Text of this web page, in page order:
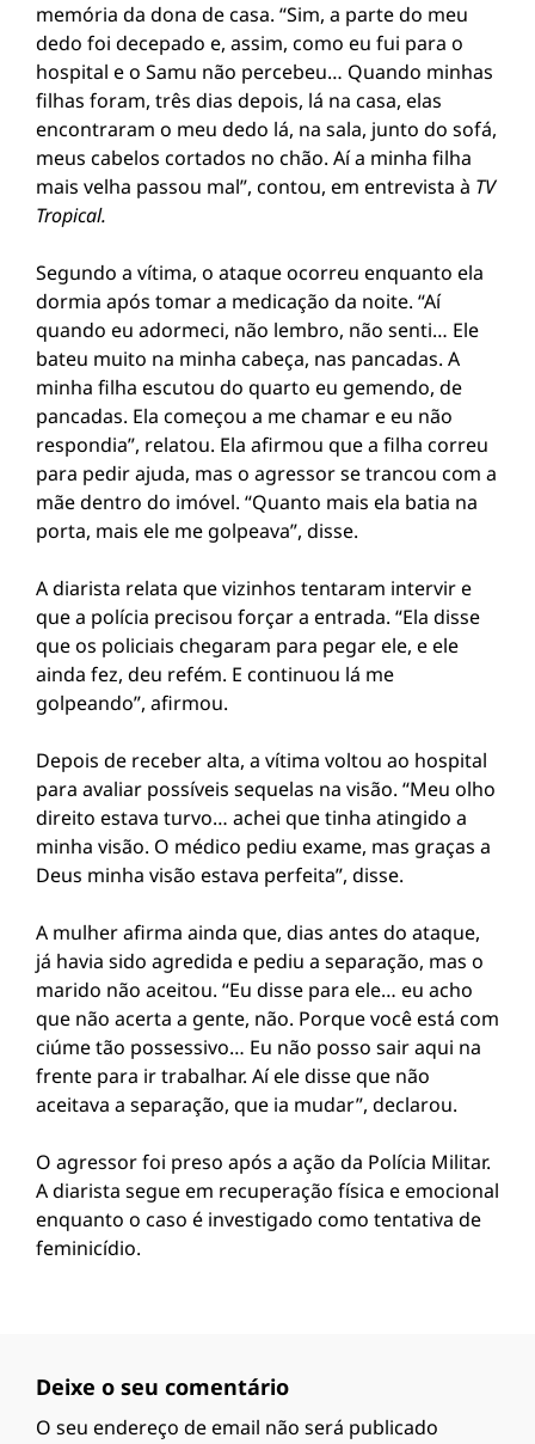
memória da dona de casa. “Sim, a parte do meu
dedo foi decepado e, assim, como eu fui para o
hospital e o Samu não percebeu… Quando minhas
filhas foram, três dias depois, lá na casa, elas
encontraram o meu dedo lá, na sala, junto do sofá,
meus cabelos cortados no chão. Aí a minha filha
mais velha passou mal”, contou, em entrevista à TV
Tropical.
Segundo a vítima, o ataque ocorreu enquanto ela
dormia após tomar a medicação da noite. “Aí
quando eu adormeci, não lembro, não senti… Ele
bateu muito na minha cabeça, nas pancadas. A
minha filha escutou do quarto eu gemendo, de
pancadas. Ela começou a me chamar e eu não
respondia”, relatou. Ela afirmou que a filha correu
para pedir ajuda, mas o agressor se trancou com a
mãe dentro do imóvel. “Quanto mais ela batia na
porta, mais ele me golpeava”, disse.
A diarista relata que vizinhos tentaram intervir e
que a polícia precisou forçar a entrada. “Ela disse
que os policiais chegaram para pegar ele, e ele
ainda fez, deu refém. E continuou lá me
golpeando”, afirmou.
Depois de receber alta, a vítima voltou ao hospital
para avaliar possíveis sequelas na visão. “Meu olho
direito estava turvo… achei que tinha atingido a
minha visão. O médico pediu exame, mas graças a
Deus minha visão estava perfeita”, disse.
A mulher afirma ainda que, dias antes do ataque,
já havia sido agredida e pediu a separação, mas o
marido não aceitou. “Eu disse para ele… eu acho
que não acerta a gente, não. Porque você está com
ciúme tão possessivo… Eu não posso sair aqui na
frente para ir trabalhar. Aí ele disse que não
aceitava a separação, que ia mudar”, declarou.
O agressor foi preso após a ação da Polícia Militar.
A diarista segue em recuperação física e emocional
enquanto o caso é investigado como tentativa de
feminicídio.
Deixe o seu comentário
O seu endereço de email não será publicado